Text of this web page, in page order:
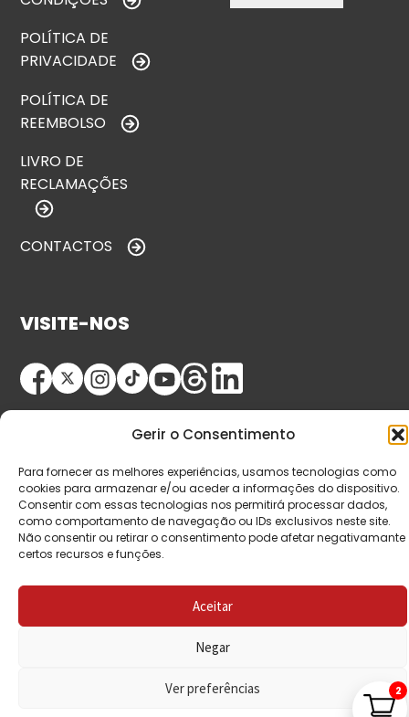
Gerir o Consentimento
Para fornecer as melhores experiências, usamos tecnologias como
cookies para armazenar e/ou aceder a informações do dispositivo.
Consentir com essas tecnologias nos permitirá processar dados,
como comportamento de navegação ou IDs exclusivos neste site.
Não consentir ou retirar o consentimento pode afetar negativamante
certos recursos e funções.
Aceitar
Negar
Ver preferências
POLÍTICA DE
PRIVACIDADE
POLÍTICA DE
REEMBOLSO
LIVRO DE
RECLAMAÇÕES
CONTACTOS
VISITE-NOS
© Copyright 2026 Saída de Emergência. Todos os
direitos reservados.
2